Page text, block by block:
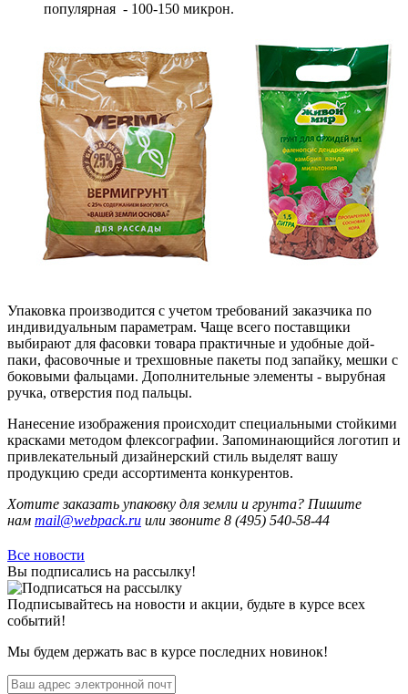
популярная - 100-150 микрон.
Упаковка производится с учетом требований заказчика по
индивидуальным параметрам. Чаще всего поставщики
выбирают для фасовки товара практичные и удобные дой-
паки, фасовочные и трехшовные пакеты под запайку, мешки с
боковыми фальцами. Дополнительные элементы - вырубная
ручка, отверстия под пальцы.
Нанесение изображения происходит специальными стойкими
красками методом флексографии. Запоминающийся логотип и
привлекательный дизайнерский стиль выделят вашу
продукцию среди ассортимента конкурентов.
Хотите заказать упаковку для земли и грунта? Пишите
нам mail@webpack.ru или звоните 8 (495) 540-58-44
Все новости
Вы подписались на рассылку!
Подписывайтесь на новости и акции, будьте в курсе всех
событий!
Мы будем держать вас в курсе последних новинок!